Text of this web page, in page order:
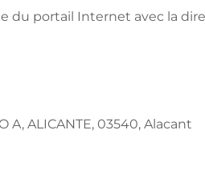
portail Internet avec la
A, ALICANTE, 03540, Alacant